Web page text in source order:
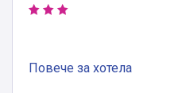
Повече за хотела